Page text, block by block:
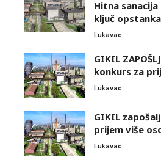
Hitna
ključ
Lukavac
GIKIL
konkurs za
Lukavac
GIKIL
prijem više
Lukavac